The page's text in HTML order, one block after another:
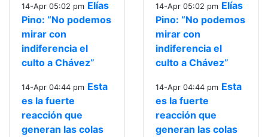
14-Apr 05:02 pm Elías
Pino: “No podemos
mirar con
indiferencia el
culto a Chávez”
14-Apr 04:44 pm Esta
es la fuerte
reacción que
generan las colas
14-Apr 05:02 pm Elías
Pino: “No podemos
mirar con
indiferencia el
culto a Chávez”
14-Apr 04:44 pm Esta
es la fuerte
reacción que
generan las colas